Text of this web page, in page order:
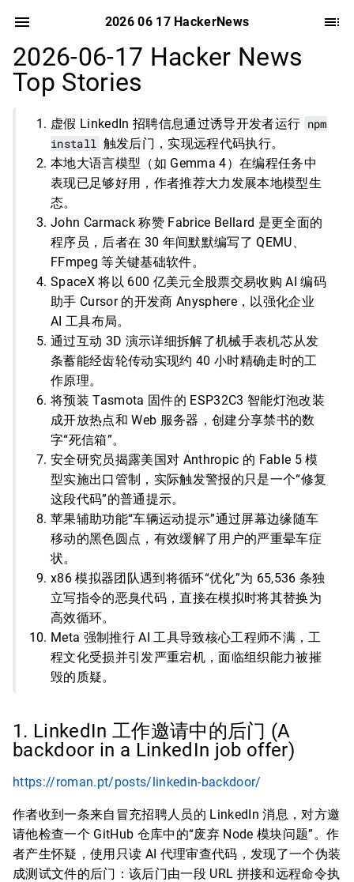
2026 06 17 HackerNews
2026-06-17 Hacker News
Top Stories
虚假 LinkedIn 招聘信息通过诱导开发者运行 npm
install 触发后门，实现远程代码执行。
本地大语言模型（如 Gemma 4）在编程任务中
表现已足够好用，作者推荐大力发展本地模型生
态。
John Carmack 称赞 Fabrice Bellard 是更全面的
程序员，后者在 30 年间默默编写了 QEMU、
FFmpeg 等关键基础软件。
SpaceX 将以 600 亿美元全股票交易收购 AI 编码
助手 Cursor 的开发商 Anysphere，以强化企业
AI 工具布局。
通过互动 3D 演示详细拆解了机械手表机芯从发
条蓄能经齿轮传动实现约 40 小时精确走时的工
作原理。
将预装 Tasmota 固件的 ESP32C3 智能灯泡改装
成开放热点和 Web 服务器，创建分享禁书的数
字“死信箱”。
安全研究员揭露美国对 Anthropic 的 Fable 5 模
型实施出口管制，实际触发警报的只是一个“修复
这段代码”的普通提示。
苹果辅助功能“车辆运动提示”通过屏幕边缘随车
移动的黑色圆点，有效缓解了用户的严重晕车症
状。
x86 模拟器团队遇到将循环“优化”为 65,536 条独
立写指令的恶臭代码，直接在模拟时将其替换为
高效循环。
Meta 强制推行 AI 工具导致核心工程师不满，工
程文化受损并引发严重宕机，面临组织能力被摧
毁的质疑。
1. LinkedIn 工作邀请中的后门 (A
backdoor in a LinkedIn job offer)
https://roman.pt/posts/linkedin-backdoor/
作者收到一条来自冒充招聘人员的 LinkedIn 消息，对方邀
请他检查一个 GitHub 仓库中的“废弃 Node 模块问题”。作
者产生怀疑，使用只读 AI 代理审查代码，发现了一个伪装
成测试文件的后门：该后门由一段 URL 拼接和远程命令执